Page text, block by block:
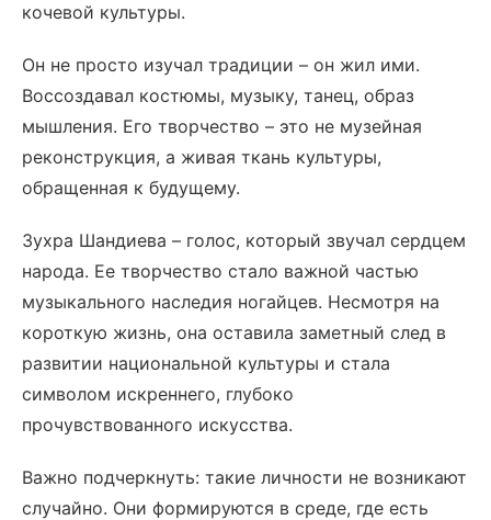
кочевой культуры.
Он не просто изучал традиции – он жил ими.
Воссоздавал костюмы, музыку, танец, образ
мышления. Его творчество – это не музейная
реконструкция, а живая ткань культуры,
обращенная к будущему.
Зухра Шандиева – голос, который звучал сердцем
народа. Ее творчество стало важной частью
музыкального наследия ногайцев. Несмотря на
короткую жизнь, она оставила заметный след в
развитии национальной культуры и стала
символом искреннего, глубоко
прочувствованного искусства.
Важно подчеркнуть: такие личности не возникают
случайно. Они формируются в среде, где есть